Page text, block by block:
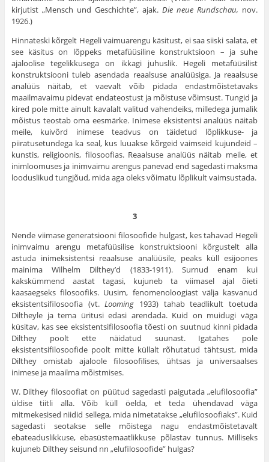
kirjutist „Mensch und Geschichte”, ajak.Die neue Rundschau, nov.
1926.)
Hinnateski kõrgelt Hegeli vaimuarengu käsitust, ei saa siiski salata, et
see käsitus on lõppeks metafüüsiline konstruktsioon – ja suhe
ajaloolise tegelikkusega on ikkagi juhuslik. Hegeli metafüüsilist
konstruktsiooni tuleb asendada reaalsuse analüüsiga. Ja reaalsuse
analüüs näitab, et vaevalt võib pidada endastmõistetavaks
maailmavaimu pidevat endateostust ja mõistuse võimsust. Tungid ja
kired pole mitte ainult kavalalt valitud vahendeiks, milledega jumalik
mõistus teostab oma eesmärke. Inimese eksistentsi analüüs näitab
meile, kuivõrd inimese teadvus on täidetud lõplikkuse- ja
piiratusetundega ka seal, kus luuakse kõrgeid vaimseid kujundeid –
kunstis, religioonis, filosoofias. Reaalsuse analüüs näitab meile, et
inimloomuses ja inimvaimu arengus panevad end sagedasti maksma
looduslikud tungjõud, mida aga oleks võimatu lõplikult vaimsustada.
3
Nende viimase generatsiooni filosoofide hulgast, kes tahavad Hegeli
inimvaimu arengu metafüüsilise konstruktsiooni kõrgustelt alla
astuda inimeksistentsi reaalsuse analüüsile, peaks küll esijoones
mainima Wilhelm Dilthey’d (1833-1911). Surnud enam kui
kakskümmend aastat tagasi, kujuneb ta viimasel ajal õieti
kaasaegseks filosoofiks. Uusim, fenomenoloogiast välja kasvanud
eksistentsifilosoofia (vt.Looming 1933) tahab teadlikult toetuda
Diltheyle ja tema üritusi edasi arendada. Kuid on muidugi väga
küsitav, kas see eksistentsifilosoofia tõesti on suutnud kinni pidada
Dilthey poolt ette näidatud suunast. Igatahes pole
eksistentsifilosoofide poolt mitte küllalt rõhutatud tähtsust, mida
Dilthey omistab ajaloole filosoofilises, ühtsas ja universaalses
inimese ja maailma mõistmises.
W. Dilthey filosoofiat on püütud sagedasti paigutada „elufilosoofia”
üldise tiitli alla. Võib küll öelda, et teda ühendavad väga
mitmekesised niidid sellega, mida nimetatakse „elufilosoofiaks”. Kuid
sagedasti seotakse selle mõistega nagu endastmõistetavalt
ebateaduslikkuse, ebasüstemaatlikkuse põlastav tunnus. Milliseks
kujuneb Dilthey seisund nn „elufilosoofide” hulgas?